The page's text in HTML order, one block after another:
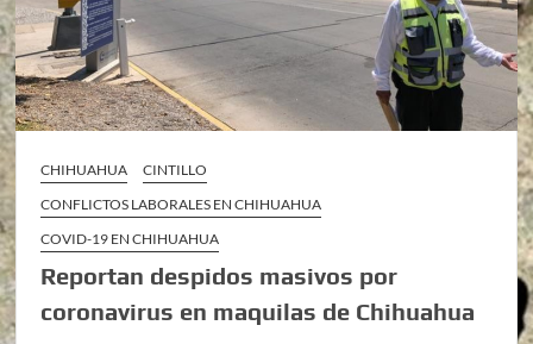
CHIHUAHUA
CINTILLO
CONFLICTOS LABORALES EN CHIHUAHUA
COVID-19 EN CHIHUAHUA
Reportan despidos masivos por
coronavirus en maquilas de Chihuahua